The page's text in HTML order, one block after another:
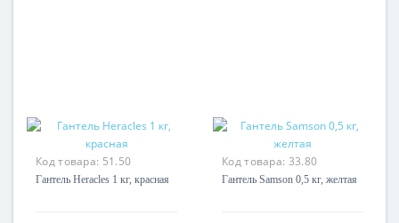
Код товара: 51.50
Гантель Heracles 1 кг, красная
Код товара: 33.80
Гантель Samson 0,5 кг, желтая